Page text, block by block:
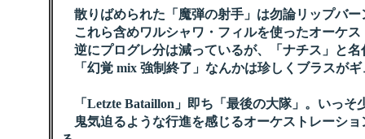
散りばめられた「魔弾の射手」は勿論リップバー
これら含めワルシャワ・フィルを使ったオーケ
逆にプログレ分は減っているが、「ナチス」と
「幻覚 mix 強制終了」なんかは珍しくブラスが
「Letzte Bataillon」即ち「最後の大隊」。いっそ
鬼気迫るような行進を感じるオーケストレーシ